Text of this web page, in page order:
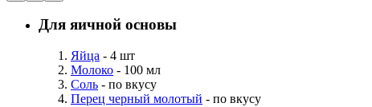
Для яичной основы
Яйца - 4 шт
Молоко - 100 мл
Соль - по вкусу
Перец черный молотый - по вкусу